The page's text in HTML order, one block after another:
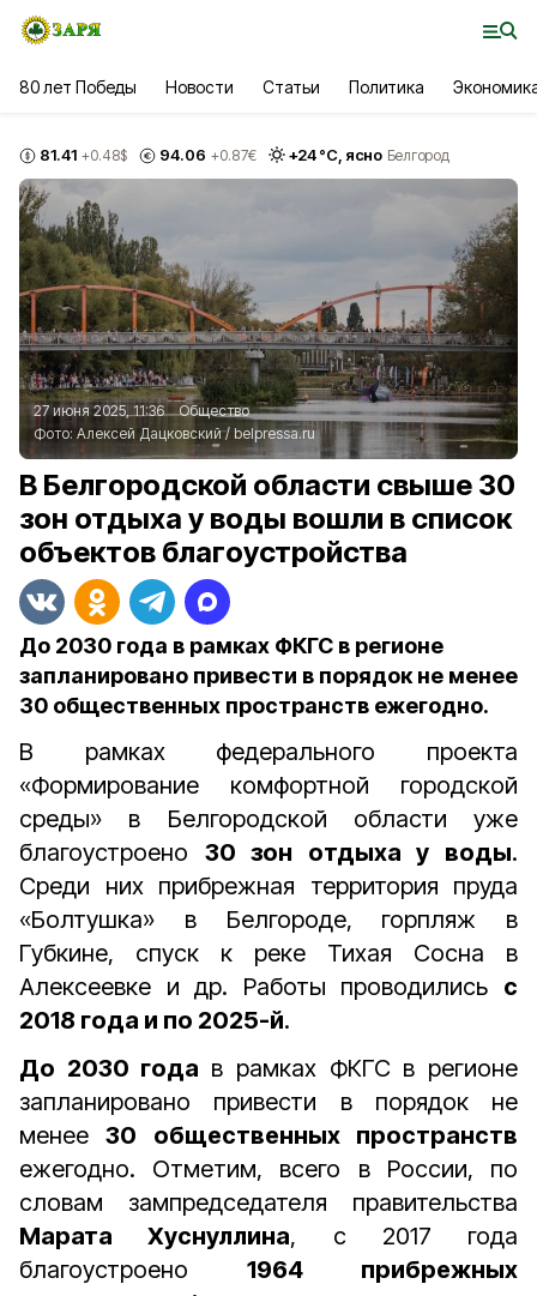
80 лет Победы Новости Статьи Политика
81.41 +0.48$ 94.06 +0.87€ +24°С, ясно Белгород
27 июня 2025, 11:36
Общество
Фото: Алексей Дацковский / belpressa.ru
В Белгородской области свыше 30
зон отдыха у воды вошли в список
объектов благоустройства
До 2030 года в рамках ФКГС в регионе
запланировано привести в порядок не менее
30 общественных пространств ежегодно.
В рамках федерального проекта
«Формирование комфортной городской
среды» в Белгородской области уже
благоустроено 30 зон отдыха у воды.
Среди них прибрежная территория пруда
«Болтушка» в Белгороде, горпляж в
Губкине, спуск к реке Тихая Сосна в
Алексеевке и др. Работы проводились с
2018 года и по 2025-й.
До 2030 года в рамках ФКГС в регионе
запланировано привести в порядок не
менее30 общественных пространств
ежегодно. Отметим, всего в России, по
словам зампредседателя правительства
Марата Хуснуллина, с 2017 года
благоустроено 1964 прибрежных